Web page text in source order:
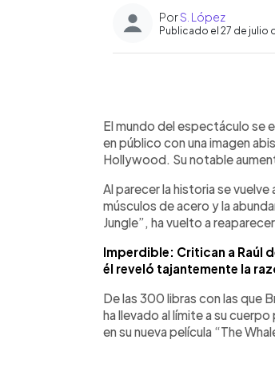
PorS. López
Publicado el 27 de julio
► Escuchar artículo
El mundo del espectáculo se
en público con una imagen
Hollywood. Su notable
Al parecer la historia se
músculos de acero y la
Jungle”, ha vuelto a
Imperdible: Critican a Raúl
él reveló tajantemente la
De las 300 libras con las que
ha llevado al límite a su
en su nueva película “The